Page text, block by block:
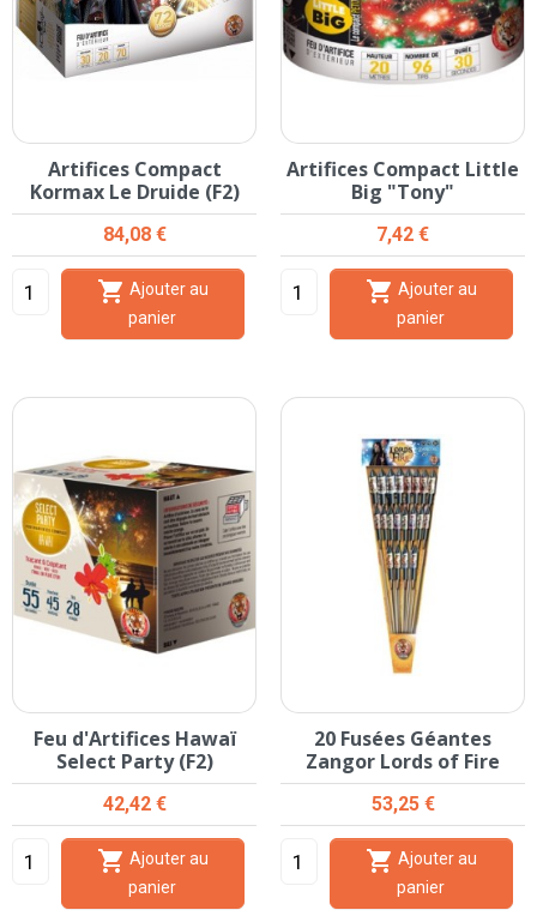
Artifices Compact
Kormax Le Druide (F2)
Prix
84,08 €

panier
Artifices Compact Little
Big "Tony"
Prix
7,42 €

panier
Feu d'Artifices Hawaï
Select Party (F2)
Prix
42,42 €

panier
20 Fusées Géantes
Zangor Lords of Fire
Prix
53,25 €

panier